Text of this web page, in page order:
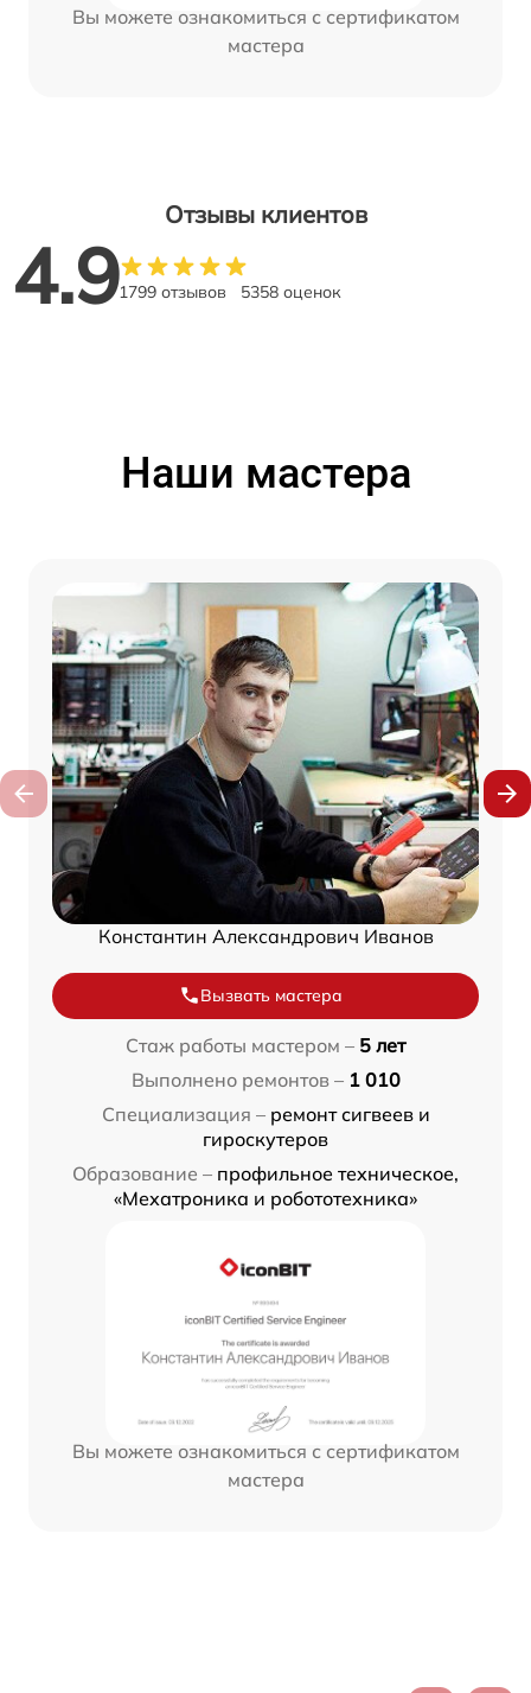
Вы можете ознакомиться с сертификатом
мастера
Отзывы клиентов
4.91799 отзывов 5358 оценок
Наши мастера
Константин Александрович Иванов
Вызвать мастера
Стаж работы мастером – 5 лет
Выполнено ремонтов – 1 010
Специализация – ремонт сигвеев и
гироскутеров
Образование – профильное техническое,
«Мехатроника и робототехника»
Вы можете ознакомиться с сертификатом
мастера